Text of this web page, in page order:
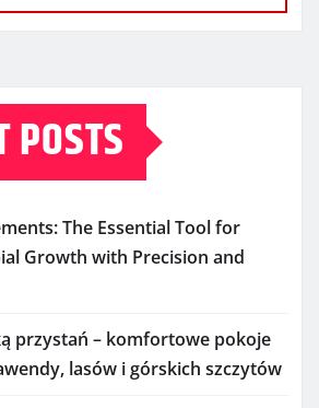
POSTS
The Essential Tool for
Growth with Precision and
przystań – komfortowe pokoje
lasów i górskich szczytów